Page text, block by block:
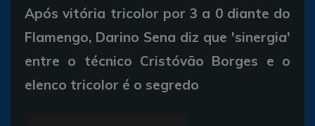
Após vitória tricolor por 3 a 0 diante do
Flamengo, Darino Sena diz que 'sinergia'
entre o técnico Cristóvão Borges e o
elenco tricolor é o segredo